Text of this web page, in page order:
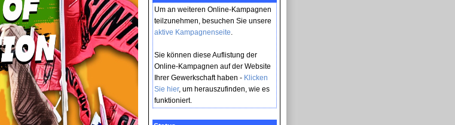
Um an weiteren Online-Kampagnen
teilzunehmen, besuchen Sie unsere
aktive Kampagnenseite.
Sie können diese Auflistung der
Online-Kampagnen auf der Website
Ihrer Gewerkschaft haben - Klicken
Sie hier, um herauszufinden, wie es
funktioniert.